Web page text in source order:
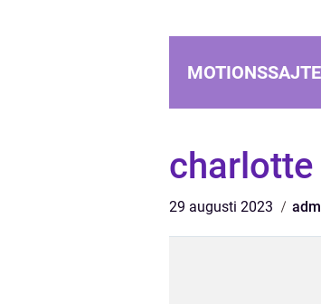
29 augusti 2023